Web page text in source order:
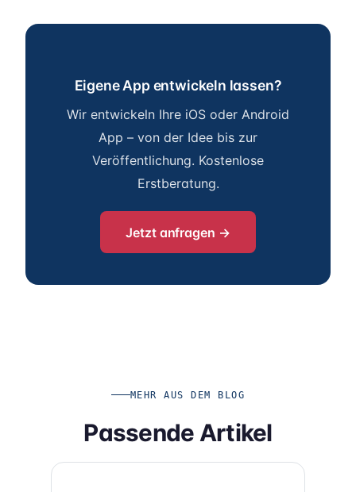
Eigene App entwickeln lassen?
Wir entwickeln Ihre iOS oder Android
App – von der Idee bis zur
Veröffentlichung. Kostenlose
Erstberatung.
Jetzt anfragen →
MEHR AUS DEM BLOG
Passende Artikel